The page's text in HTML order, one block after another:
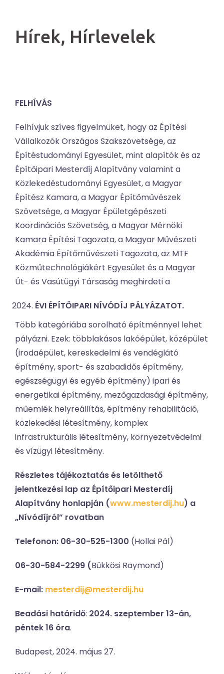
Hírek, Hírlevelek
FELHÍVÁS
Felhívjuk szíves figyelmüket, hogy az Építési
Vállalkozók Országos Szakszövetsége, az
Építéstudományi Egyesület, mint alapítók és az
Építőipari Mesterdíj Alapítvány valamint a
Közlekedéstudományi Egyesület, a Magyar
Építész Kamara, a Magyar Építőművészek
Szövetsége, a Magyar Épületgépészeti
Koordinációs Szövetség, a Magyar Mérnöki
Kamara Építési Tagozata, a Magyar Művészeti
Akadémia Építőművészeti Tagozata, az MTF
Közműtechnológiákért Egyesület és a Magyar
Út- és Vasútügyi Társaság meghirdeti a
ÉVI ÉPÍTŐIPARI NÍVÓDÍJ PÁLYÁZATOT.
Több kategóriába sorolható építménnyel lehet
pályázni. Ezek: többlakásos lakóépület, középület
(irodaépület, kereskedelmi és vendéglátó
építmény, sport- és szabadidős építmény,
egészségügyi és egyéb építmény) ipari és
energetikai építmény, mezőgazdasági építmény,
műemlék helyreállítás, építmény rehabilitáció,
közlekedési létesítmény, komplex
infrastrukturális létesítmény, környezetvédelmi
és vízügyi létesítmény.
Részletes tájékoztatás és letölthető
jelentkezési lap az Építőipari Mesterdíj
Alapítvány honlapján (www.mesterdij.hu) a
„Nívódíjról” rovatban
Telefonon: 06-30-525-1300 (Hollai Pál)
06-30-584-2299 (Bükkösi Raymond)
E-mail: mesterdij@mesterdij.hu
Beadási határidő: 2024. szeptember 13-án,
péntek 16 óra.
Budapest, 2024. május 27.